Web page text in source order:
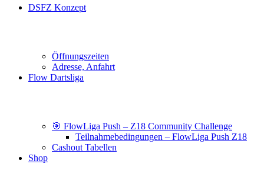
DSFZ Konzept
Öffnungszeiten
Adresse, Anfahrt
Flow Dartsliga
🎯 FlowLiga Push – Z18 Community Challenge
Teilnahmebedingungen – FlowLiga Push Z18
Cashout Tabellen
Shop